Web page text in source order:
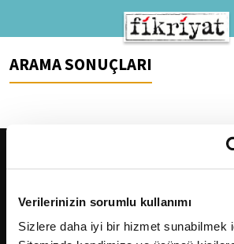
Verilerinizin sorumlu kullanımı
Sizlere daha iyi bir hizmet sunabilmek
ARAMA SONUÇLARI